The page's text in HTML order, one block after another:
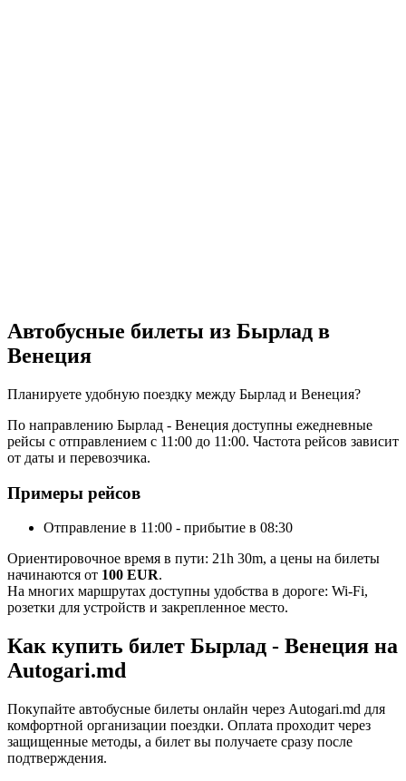
Автобусные билеты из Бырлад в
Венеция
Планируете удобную поездку между Бырлад и Венеция?
По направлению Бырлад - Венеция доступны ежедневные
рейсы с отправлением с 11:00 до 11:00. Частота рейсов зависит
от даты и перевозчика.
Примеры рейсов
Отправление в 11:00 - прибытие в 08:30
Ориентировочное время в пути: 21h 30m, а цены на билеты
начинаются от 100 EUR.
На многих маршрутах доступны удобства в дороге: Wi-Fi,
розетки для устройств и закрепленное место.
Как купить билет Бырлад - Венеция на
Autogari.md
Покупайте автобусные билеты онлайн через Autogari.md для
комфортной организации поездки. Оплата проходит через
защищенные методы, а билет вы получаете сразу после
подтверждения.